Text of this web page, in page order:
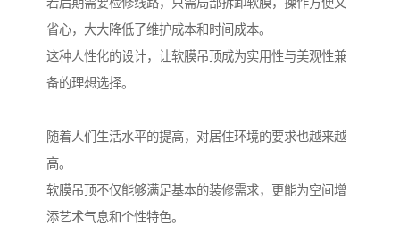
若后期需要检修线路，只需局部拆卸软膜，操作方便又
省心，大大降低了维护成本和时间成本。
这种人性化的设计，让软膜吊顶成为实用性与美观性兼
备的理想选择。
随着人们生活水平的提高，对居住环境的要求也越来越
高。
软膜吊顶不仅能够满足基本的装修需求，更能为空间增
添艺术气息和个性特色。